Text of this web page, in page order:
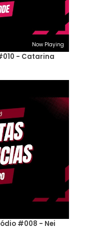
Now Playing
- Catarina
#008 - Nei